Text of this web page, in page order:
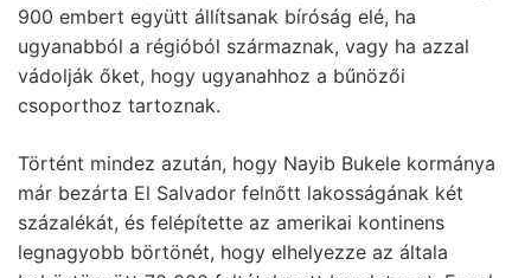
900 embert együtt állítsanak bíróság elé, ha
ugyanabból a régióból származnak, vagy ha azzal
vádolják őket, hogy ugyanahhoz a bűnözői
csoporthoz tartoznak.
Történt mindez azután, hogy Nayib Bukele kormánya
már bezárta El Salvador felnőtt lakosságának két
százalékát, és felépítette az amerikai kontinens
legnagyobb börtönét, hogy elhelyezze az általa